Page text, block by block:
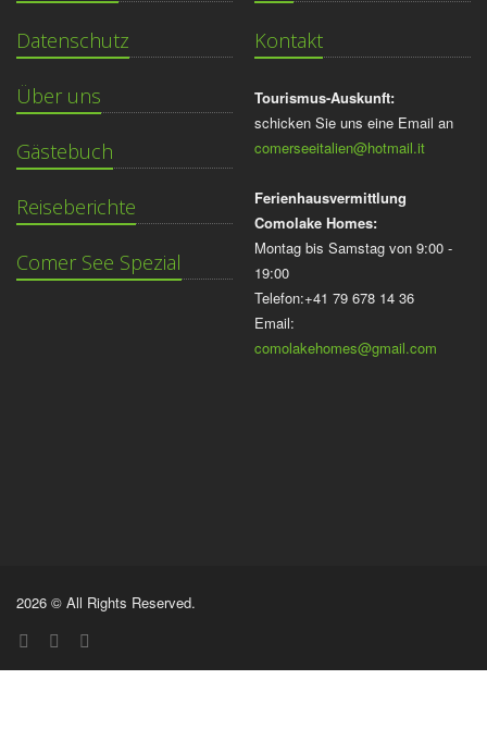
Datenschutz
Über uns
Gästebuch
Reiseberichte
Comer See Spezial
Kontakt
Tourismus-Auskunft:
schicken Sie uns eine Email an
comerseeitalien@hotmail.it
Ferienhausvermittlung
Comolake Homes:
Montag bis Samstag von 9:00 -
19:00
Telefon:+41 79 678 14 36
Email:
comolakehomes@gmail.com
2026 © All Rights Reserved.